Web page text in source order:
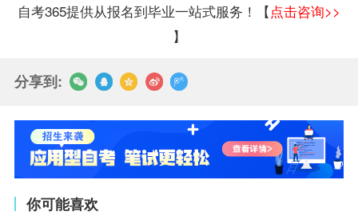
自考365提供从报名到毕业一站式服务！【点击咨询>>
】
分享到:
你可能喜欢